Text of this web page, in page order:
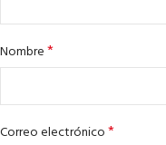
Nombre*
Correo electrónico*